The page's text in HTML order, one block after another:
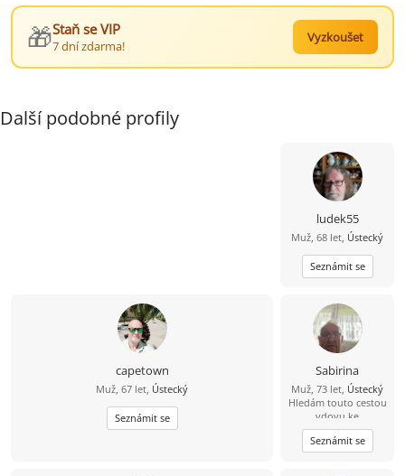
🎁Staň se VIP
7 dní zdarma!
Vyzkoušet
Další podobné profily
ludek55
Muž, 68 let, Ústecký
Seznámit se
capetown
Muž, 67 let, Ústecký
Seznámit se
Sabirina
Muž, 73 let, Ústecký
Hledám touto cestou
vdovu ke
společnému soužití
lásku v našem věku
A něhu jsem
Seznámit se